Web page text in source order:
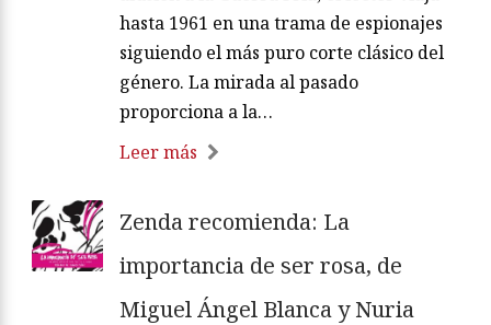
hasta 1961 en una trama de espionajes
siguiendo el más puro corte clásico del
género. La mirada al pasado
proporciona a la…
Leer más
Zenda recomienda: La
importancia de ser rosa, de
Miguel Ángel Blanca y Nuria